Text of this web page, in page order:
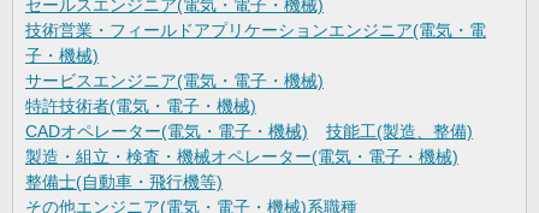
セールスエンジニア(電気・電子・機械)
技術営業・フィールドアプリケーションエンジニア(電気・電
子・機械)
サービスエンジニア(電気・電子・機械)
特許技術者(電気・電子・機械)
CADオペレーター(電気・電子・機械)
技能工(製造、整備)
製造・組立・検査・機械オペレーター(電気・電子・機械)
整備士(自動車・飛行機等)
その他エンジニア(電気・電子・機械)系職種